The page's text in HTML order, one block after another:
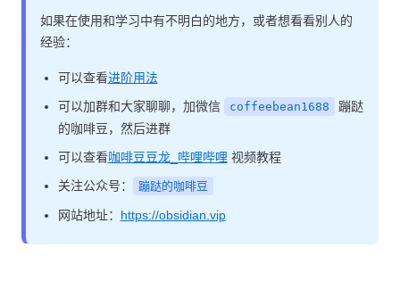
如果在使用和学习中有不明白的地方，或者想看看别人的
经验：
可以查看进阶用法
可以加群和大家聊聊，加微信
coffeebean1688
蹦跶
的咖啡豆，然后进群
可以查看咖啡豆豆龙_哔哩哔哩 视频教程
关注公众号：
蹦跶的咖啡豆
网站地址： https://obsidian.vip